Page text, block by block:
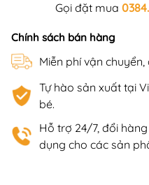
Gọi đặt mua
Chính sách bán hàng
Miễn phí vận
Tự hào sản xuất tại
bé.
Hỗ trợ 24/7, đổi
dụng cho các sản